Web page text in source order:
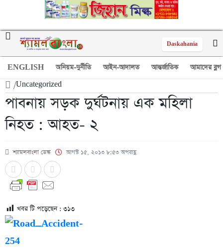
Daskahania
ENGLISH অনিয়ম-দুর্নীতি আইন-আদালত আন্তর্জাতিক আমাদের ব্লগ
/Uncategorized
পাবনায় সড়ক দুর্ঘটনায় এক মহিলা
নিহত : আহত- ২
শ্যামলবাংলা ডেস্ক আগস্ট ১৫, ২০১৩ ৮:৫৩ অপরাহ্ণ
খবর টি পড়েছেন : ৩১৩